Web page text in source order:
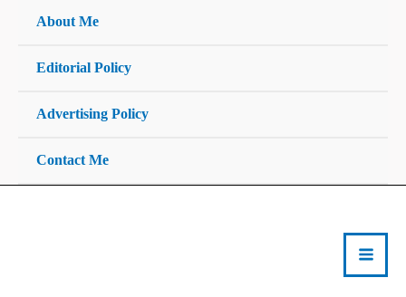
content
About Me
Editorial Policy
Advertising Policy
Contact Me